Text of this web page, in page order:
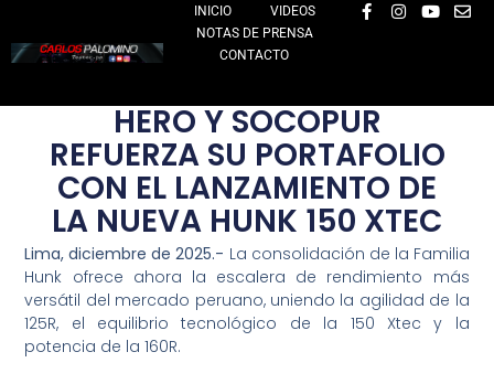
al
contenido
INICIO
VIDEOS
NOTAS DE PRENSA
CONTACTO
F
a
o
k
-
f
I
n
r
m
Y
o
e
E
n
p
HERO Y SOCOPUR
REFUERZA SU PORTAFOLIO
CON EL LANZAMIENTO DE
LA NUEVA HUNK 150 XTEC
Lima, diciembre de 2025.- La consolidación de la Familia
Hunk ofrece ahora la escalera de rendimiento más
versátil del mercado peruano, uniendo la agilidad de la
125R, el equilibrio tecnológico de la 150 Xtec y la
potencia de la 160R.